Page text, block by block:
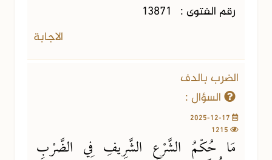
رقم الفتوى : 13871
الاجابة
الضرب بالدف
السؤال :
مَا حُكْمُ الشَّرْعِ الشَّرِيفِ فِي الضَّرْبِ